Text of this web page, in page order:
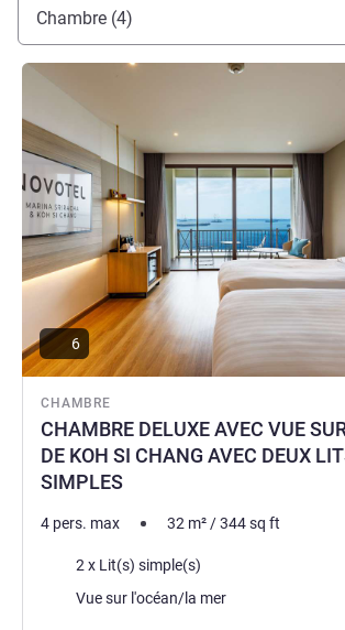
Chambre (4)
CHAMBRE
CHAMBRE DELUXE AVEC VUE
DE KOH SI CHANG AVEC DEUX
SIMPLES
Voir les détails
6
4 pers. max 32 m²/344sq ft
Literie2 x Lit(s) simple(s)
Vues :Vue sur l'océan/la mer